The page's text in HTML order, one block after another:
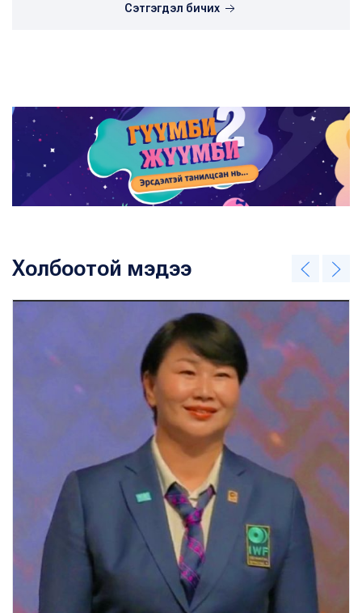
Сэтгэгдэл бичих
Холбоотой мэдээ